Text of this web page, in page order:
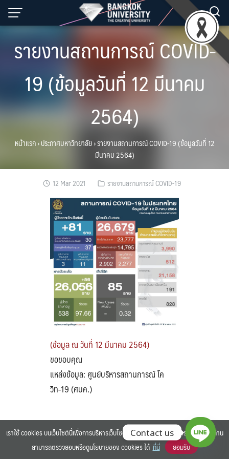
Skip
Search
รายงานสถานการณ์ COVID-
19 (ข้อมูลวันที่ 12 มีนาคม
2564)
หน้าแรก›ประกาศมหาวิทยาลัย›รายงานสถานการณ์ COVID-19 (ข้อมูลวันที่ 12
มีนาคม 2564)
12 Mar 2021 รายงานสถานการณ์ COVID-19
(ข้อมูล ณ วันที่ 12 มีนาคม 2564)
ขอขอบคุณ
แหล่งข้อมูล: ศูนย์บริหารสถานการณ์ โค
วิท-19 (ศบค.)
©2025 BANGKOK UNIVERSITY. ALL RIGHTS RESERVED.
เราใช้ cookies บนเว็บไซต์นี้เพื่อการบริหารเว็บไซต์ และเพิ่มประสิทธิภาพการใช้งานของท่าน
สามารถตรวจสอบหรือดูนโยบายของ cookies ได้ ที่นี่ ยอมรับ
Contact us